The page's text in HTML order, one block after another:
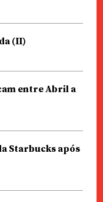
(II)
entre Abril a
Starbucks após